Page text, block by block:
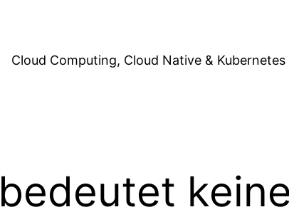
Cloud Computing, Cloud Native & Kubernetes